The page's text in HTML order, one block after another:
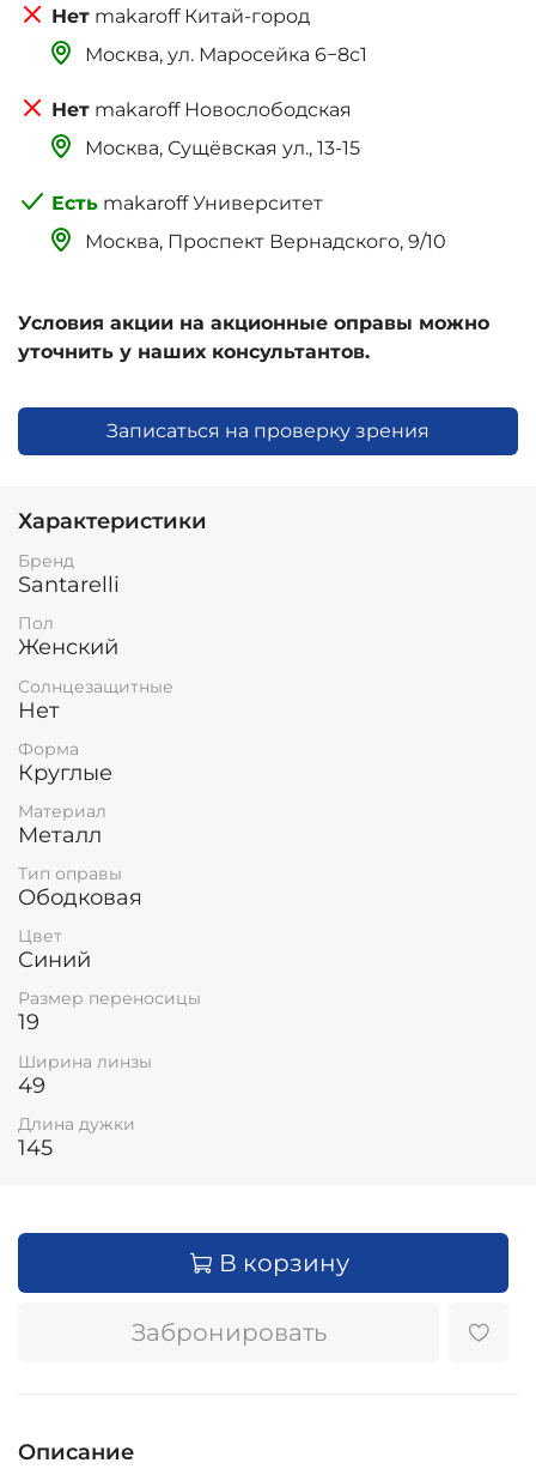
makaroff Китай-город
Москва, ‌‌‌‌ул. Маросейка 6−8с1
makaroff Новослободская
Москва, Сущёвская ул., 13-15
makaroff Университет
Москва, Проспект Вернадского, 9/10
Условия акции на акционные оправы можно
уточнить у наших консультантов.
Записаться на проверку зрения
Характеристики
Бренд
Santarelli
Пол
Женский
Солнцезащитные
Нет
Форма
Круглые
Материал
Металл
Тип оправы
Ободковая
Цвет
Синий
Размер переносицы
19
Ширина линзы
49
Длина дужки
145
В корзину
Забронировать
Описание